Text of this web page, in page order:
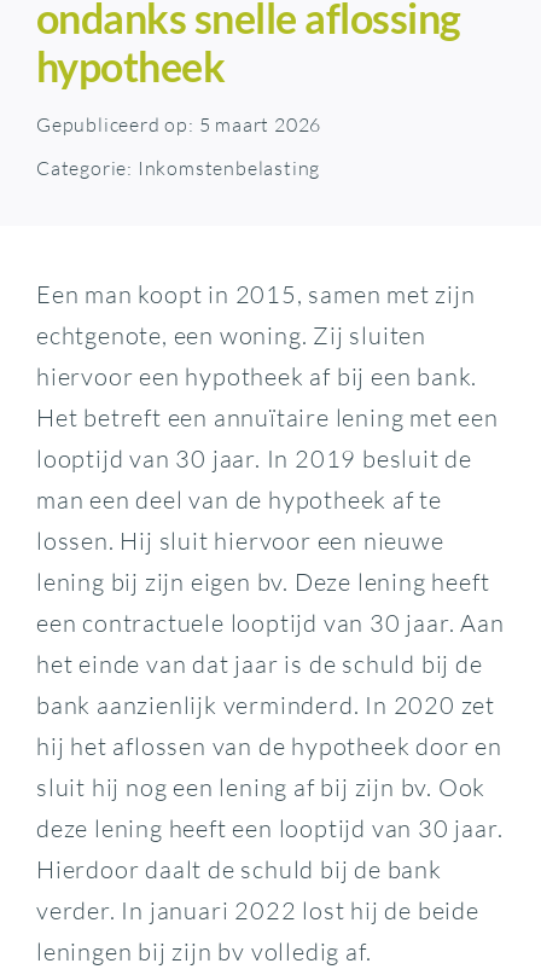
ondanks snelle aflossing
hypotheek
Gepubliceerd op: 5 maart 2026
Categorie: Inkomstenbelasting
Een man koopt in 2015, samen met zijn
echtgenote, een woning. Zij sluiten
hiervoor een hypotheek af bij een bank.
Het betreft een annuïtaire lening met een
looptijd van 30 jaar. In 2019 besluit de
man een deel van de hypotheek af te
lossen. Hij sluit hiervoor een nieuwe
lening bij zijn eigen bv. Deze lening heeft
een contractuele looptijd van 30 jaar. Aan
het einde van dat jaar is de schuld bij de
bank aanzienlijk verminderd. In 2020 zet
hij het aflossen van de hypotheek door en
sluit hij nog een lening af bij zijn bv. Ook
deze lening heeft een looptijd van 30 jaar.
Hierdoor daalt de schuld bij de bank
verder. In januari 2022 lost hij de beide
leningen bij zijn bv volledig af.